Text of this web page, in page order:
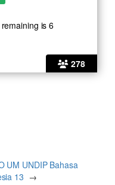
278
is 6
UM UNDIP Bahasa
13 →